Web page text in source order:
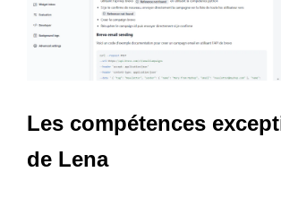
Les compétences
de Lena